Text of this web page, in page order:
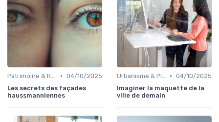
Patrimoine & Rénovation • 04/10/2025
Les secrets des façades
haussmanniennes
Urbanisme & Planification • 04/10/2025
Imaginer la maquette de la
ville de demain